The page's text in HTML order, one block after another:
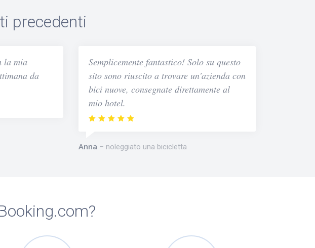
precedenti
la mia
da
Semplicemente fantastico! Solo su questo
sito sono riuscito a trovare un'azienda con
bici nuove, consegnate direttamente al
mio hotel.
Anna noleggiato una bicicletta